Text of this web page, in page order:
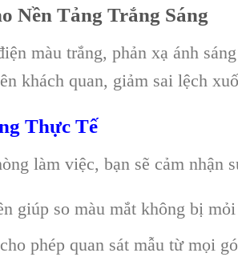
Nền Tảng Trắng Sáng
màu trắng, phản xạ ánh
khách quan, giảm sai lệch
Thực Tế
làm việc, bạn sẽ cảm nhận
giúp so màu mắt không bị
phép quan sát mẫu từ mọi